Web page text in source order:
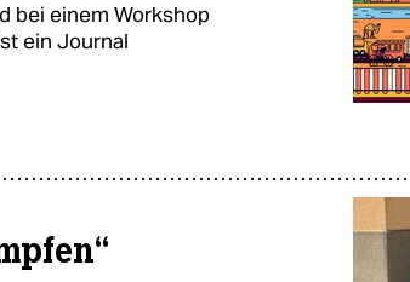
bei einem Workshop
ein Journal